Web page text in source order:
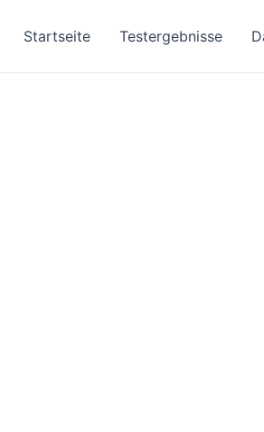
Startseite Testergebnisse